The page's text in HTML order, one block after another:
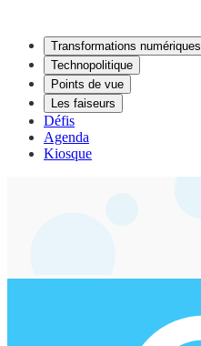
Transformations numériques
Technopolitique
Points de vue
Les faiseurs
Défis
Agenda
Kiosque